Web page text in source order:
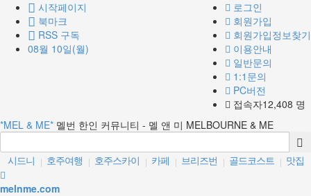
시작페이지
북마크
RSS 구독
08월 10일(월)
로그인
회원가입
회원가입정보찾기
이용안내
일반문의
1:1문의
PC버전
접속자12,408 명
*MEL & ME* 멜번 한인 커뮤니티 - 멜 앤 미 MELBOURNE & ME
시드니 | 호주여행 | 호주스카이 | 카페 | 브리즈번 | 골드코스트 | 맛집
melnme.com